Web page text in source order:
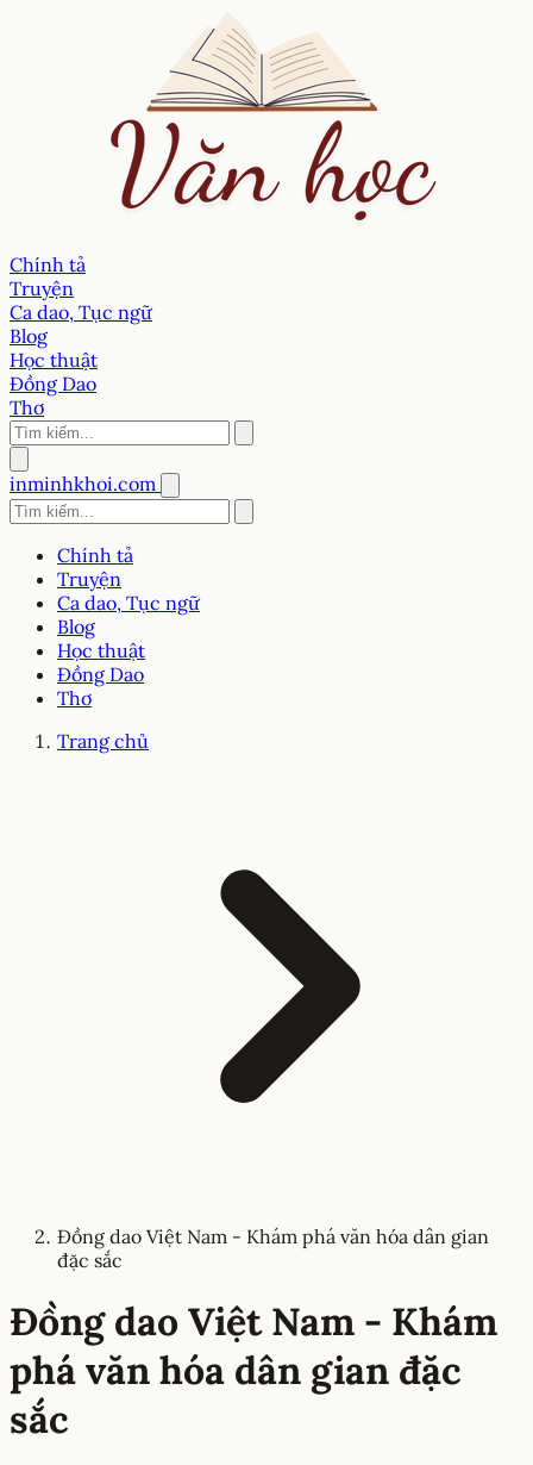
Chính tả
Truyện
Ca dao, Tục ngữ
Blog
Học thuật
Đồng Dao
Thơ
inminhkhoi.com
Chính tả
Truyện
Ca dao, Tục ngữ
Blog
Học thuật
Đồng Dao
Thơ
Trang chủ
Đồng dao Việt Nam - Khám phá văn hóa dân gian
đặc sắc
Đồng dao Việt Nam - Khám
phá văn hóa dân gian đặc
sắc